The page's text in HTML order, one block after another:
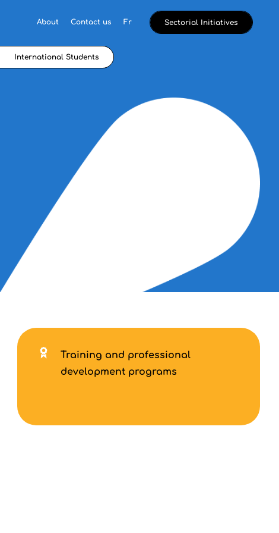
About Contact us Fr Sectorial Initiatives
International Students
Training and professional
development programs